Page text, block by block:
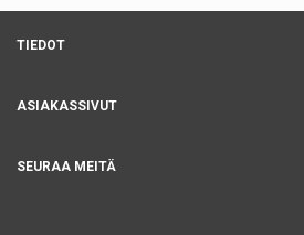
TIEDOT
ASIAKASSIVUT
SEURAA MEITÄ